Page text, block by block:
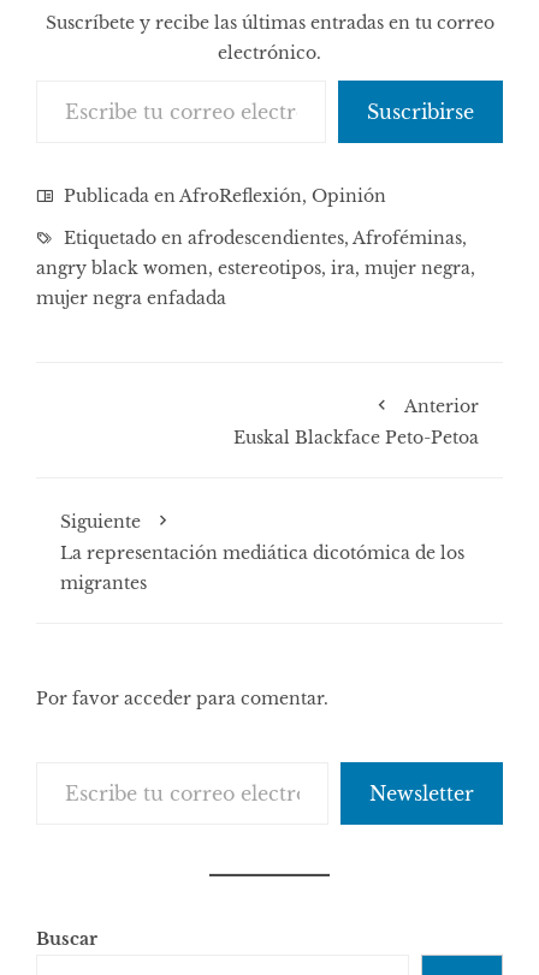
Suscríbete y recibe las últimas entradas en tu correo
electrónico.
Suscribirse
Publicada en AfroReflexión, Opinión
Etiquetado en afrodescendientes, Afroféminas,
angry black women, estereotipos, ira, mujer negra,
mujer negra enfadada
Anterior
Euskal Blackface Peto-Petoa
Siguiente
La representación mediática dicotómica de los
migrantes
Por favor acceder para comentar.
Newsletter
Buscar